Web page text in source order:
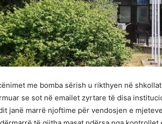
me bomba sërish u rikthyen në
se sot në emailet zyrtare të disa
janë marrë njoftime për vendosjen e